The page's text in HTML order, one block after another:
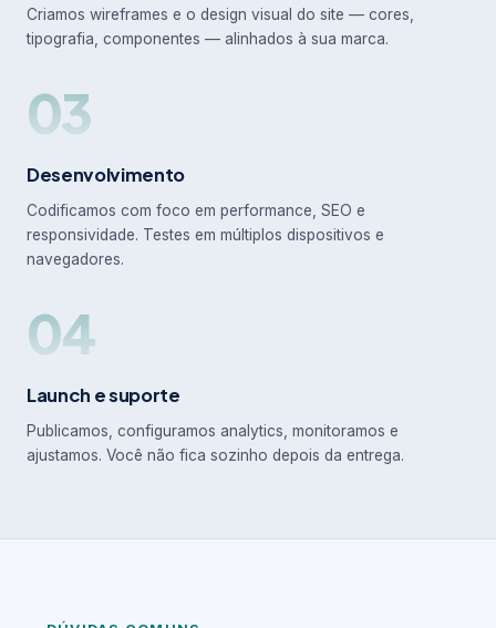
Criamos wireframes e o design visual do site — cores,
tipografia, componentes — alinhados à sua marca.
03
Desenvolvimento
Codificamos com foco em performance, SEO e
responsividade. Testes em múltiplos dispositivos e
navegadores.
04
Launch e suporte
Publicamos, configuramos analytics, monitoramos e
ajustamos. Você não fica sozinho depois da entrega.